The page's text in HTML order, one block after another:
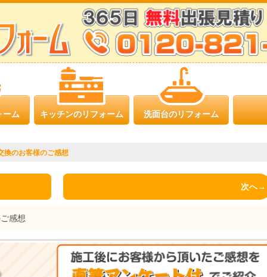
ーム キッチンのリフォーム 洗面台のリフォーム
のお客様のご感想
次へ→
感想